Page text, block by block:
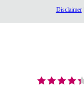
Disclaimer|